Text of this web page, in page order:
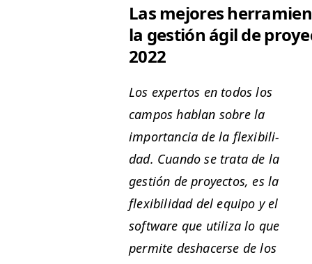
Las mejores
la gestión ágil de
2022
Los exper­tos en todos los
cam­pos hablan sobre la
impor­tan­cia de la flex­i­bil­i­
dad. Cuan­do se tra­ta de la
gestión de proyec­tos, es la
flex­i­bil­i­dad del equipo y el
soft­ware que uti­liza lo que
per­mite deshac­erse de los